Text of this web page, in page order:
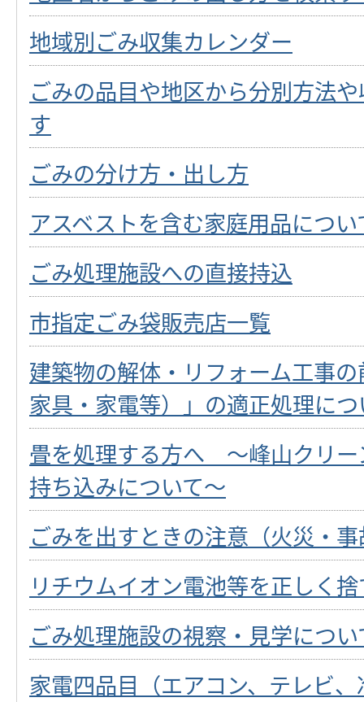
地域別ごみ収集カレンダー
ごみの品目や地区から分別方法
す
ごみの分け方・出し方
アスベストを含む家庭用品につい
ごみ処理施設への直接持込
市指定ごみ袋販売店一覧
建築物の解体・リフォーム工事
家具・家電等）」の適正処理に
畳を処理する方へ ～峰山クリー
持ち込みについて～
ごみを出すときの注意（火災・
リチウムイオン電池等を正しく
ごみ処理施設の視察・見学につい
家電四品目（エアコン、テレビ